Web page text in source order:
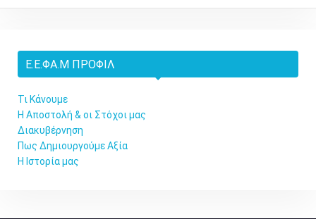
Ε.Ε.ΦΑ.Μ ΠΡΟΦΊΛ
Τι Κάνουμε
Η Αποστολή & οι Στόχοι μας
Διακυβέρνηση
Πως Δημιουργούμε Αξία
Η Ιστορία μας